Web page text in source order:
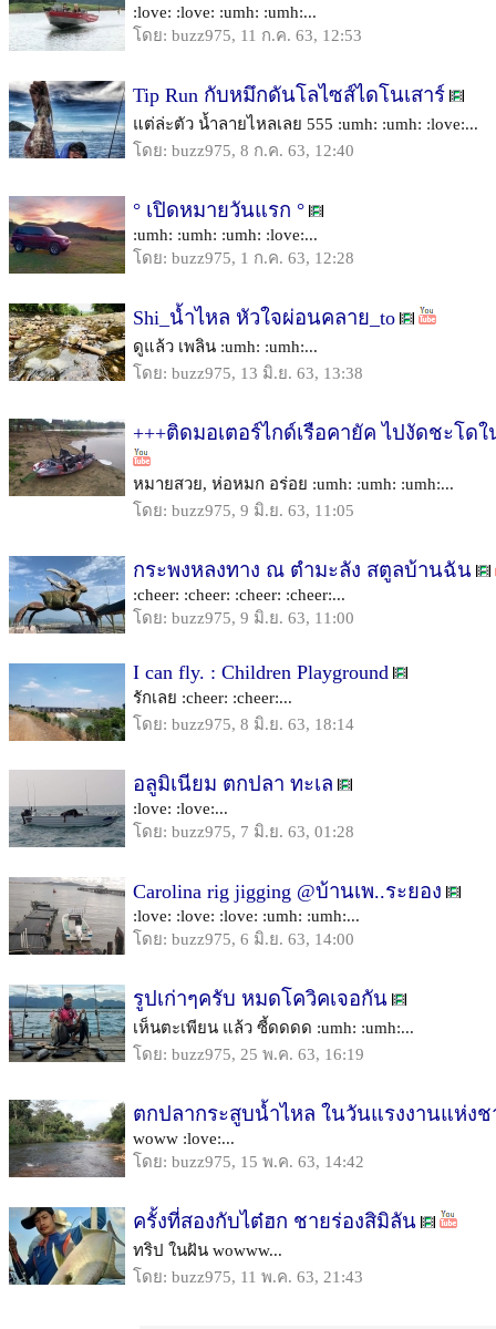
:love: :love: :umh: :umh:...
โดย: buzz975, 11 ก.ค. 63, 12:53
Tip Run กับหมึกดันโลไซส์ไดโนเสาร์
แต่ล่ะตัว น้ำลายไหลเลย 555 :umh: :umh: :love:...
โดย: buzz975, 8 ก.ค. 63, 12:40
° เปิดหมายวันแรก °
:umh: :umh: :umh: :love:...
โดย: buzz975, 1 ก.ค. 63, 12:28
Shi_น้ำไหล หัวใจผ่อนคลาย_to
ดูแล้ว เพลิน :umh: :umh:...
โดย: buzz975, 13 มิ.ย. 63, 13:38
+++ติดมอเตอร์ไกด์เรือคายัค ไปงัดชะโดใ
หมายสวย, ห่อหมก อร่อย :umh: :umh: :umh:...
โดย: buzz975, 9 มิ.ย. 63, 11:05
กระพงหลงทาง ณ ตำมะลัง สตูลบ้านฉัน
:cheer: :cheer: :cheer: :cheer:...
โดย: buzz975, 9 มิ.ย. 63, 11:00
I can fly. : Children Playground
รักเลย :cheer: :cheer:...
โดย: buzz975, 8 มิ.ย. 63, 18:14
อลูมิเนียม ตกปลา ทะเล
:love: :love:...
โดย: buzz975, 7 มิ.ย. 63, 01:28
Carolina rig jigging @บ้านเพ..ระยอง
:love: :love: :love: :umh: :umh:...
โดย: buzz975, 6 มิ.ย. 63, 14:00
รูปเก่าๆครับ หมดโควิคเจอกัน
เห็นตะเพียน แล้ว ซี้ดดดด :umh: :umh:...
โดย: buzz975, 25 พ.ค. 63, 16:19
ตกปลากระสูบน้ำไหล ในวันแรงงานแห่งช
woww :love:...
โดย: buzz975, 15 พ.ค. 63, 14:42
ครั้งที่สองกับไต๋ฮก ชายร่องสิมิลัน
ทริป ในฝัน wowww...
โดย: buzz975, 11 พ.ค. 63, 21:43